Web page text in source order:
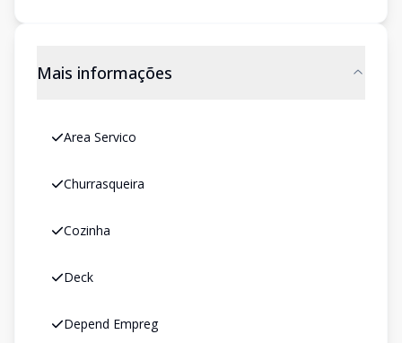
Mais informações
Area Servico
Churrasqueira
Cozinha
Deck
Depend Empreg